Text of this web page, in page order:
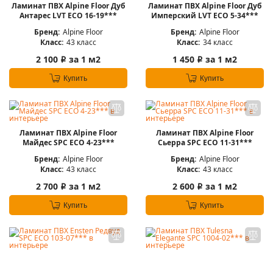
Ламинат ПВХ Alpine Floor Дуб
Антарес LVT ECO 16-19***
Бренд: Alpine Floor
Класс: 43 класс
2 100 i за 1 м2
Купить
Ламинат ПВХ Alpine Floor Дуб
Имперский LVT ЕСО 5-34***
Бренд: Alpine Floor
Класс: 34 класс
1 450 i за 1 м2
Купить
Ламинат ПВХ Alpine Floor
Майдес SPC ЕСО 4-23***
Бренд: Alpine Floor
Класс: 43 класс
2 700 i за 1 м2
Купить
Ламинат ПВХ Alpine Floor
Сьерра SPC ЕСО 11-31***
Бренд: Alpine Floor
Класс: 43 класс
2 600 i за 1 м2
Купить